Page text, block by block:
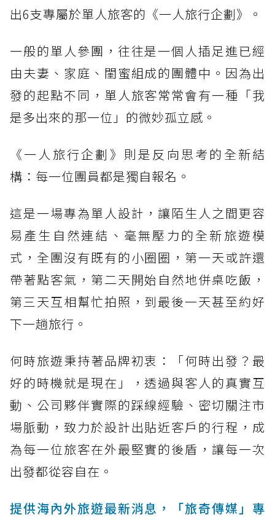
出6支專屬於單人旅客的《一人旅行企劃》。
一般的單人參團，往往是一個人插足進已經
由夫妻、家庭、閨蜜組成的團體中。因為出
發的起點不同，單人旅客常常會有一種「我
是多出來的那一位」的微妙孤立感。
《一人旅行企劃》則是反向思考的全新結
構：每一位團員都是獨自報名。
這是一場專為單人設計，讓陌生人之間更容
易產生自然連結、毫無壓力的全新旅遊模
式，全團沒有既有的小圈圈，第一天或許還
帶著點客氣，第二天開始自然地併桌吃飯，
第三天互相幫忙拍照，到最後一天甚至約好
下一趟旅行。
何時旅遊秉持著品牌初衷：「何時出發？最
好的時機就是現在」，透過與客人的真實互
動、公司夥伴實際的踩線經驗、密切關注市
場脈動，致力於設計出貼近客戶的行程，成
為每一位旅客在外最堅實的後盾，讓每一次
出發都從容自在。
提供海內外旅遊最新消息，「旅奇傳媒」專